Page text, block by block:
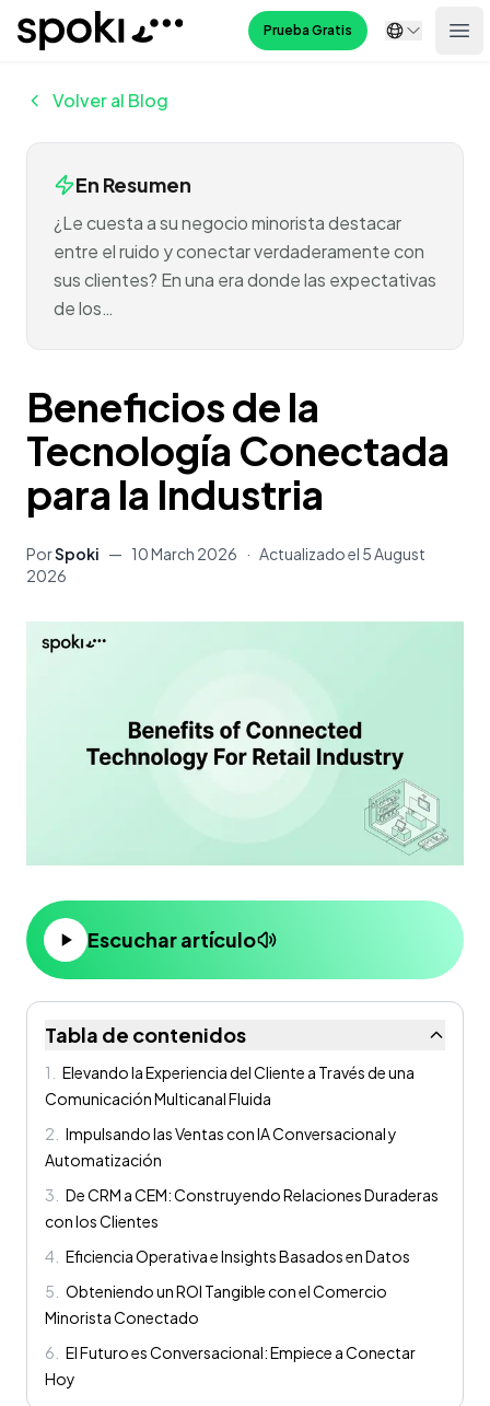
Spoki Prueba Gratis
Volver al Blog
En Resumen
¿Le cuesta a su negocio minorista destacar
entre el ruido y conectar verdaderamente con
sus clientes? En una era donde las expectativas
de los…
Beneficios de la
Tecnología Conectada
para la Industria
PorSpoki — 10 March 2026 · Actualizado el 5 August
2026
Escuchar artículo
Tabla de contenidos
1
Elevando la Experiencia del Cliente a Través de una
Comunicación Multicanal Fluida
2
Impulsando las Ventas con IA Conversacional y
Automatización
3
De CRM a CEM: Construyendo Relaciones Duraderas
con los Clientes
4
Eficiencia Operativa e Insights Basados en Datos
5
Obteniendo un ROI Tangible con el Comercio
Minorista Conectado
6
El Futuro es Conversacional: Empiece a Conectar
Hoy